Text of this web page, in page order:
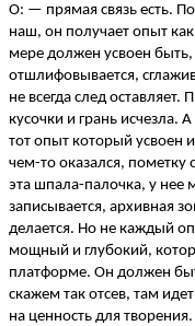
О: — прямая связь есть.
наш, он получает опыт
мере должен усвоен быть,
отшлифовывается,
не всегда след
кусочки и грань исчезла.
тот опыт который усвоен
чем-то оказался, пометку
эта шпала-палочка, у нее
записывается, архивная
делается. Но не каждый
мощный и глубокий,
платформе. Он должен
скажем так отсев, там
на ценность для